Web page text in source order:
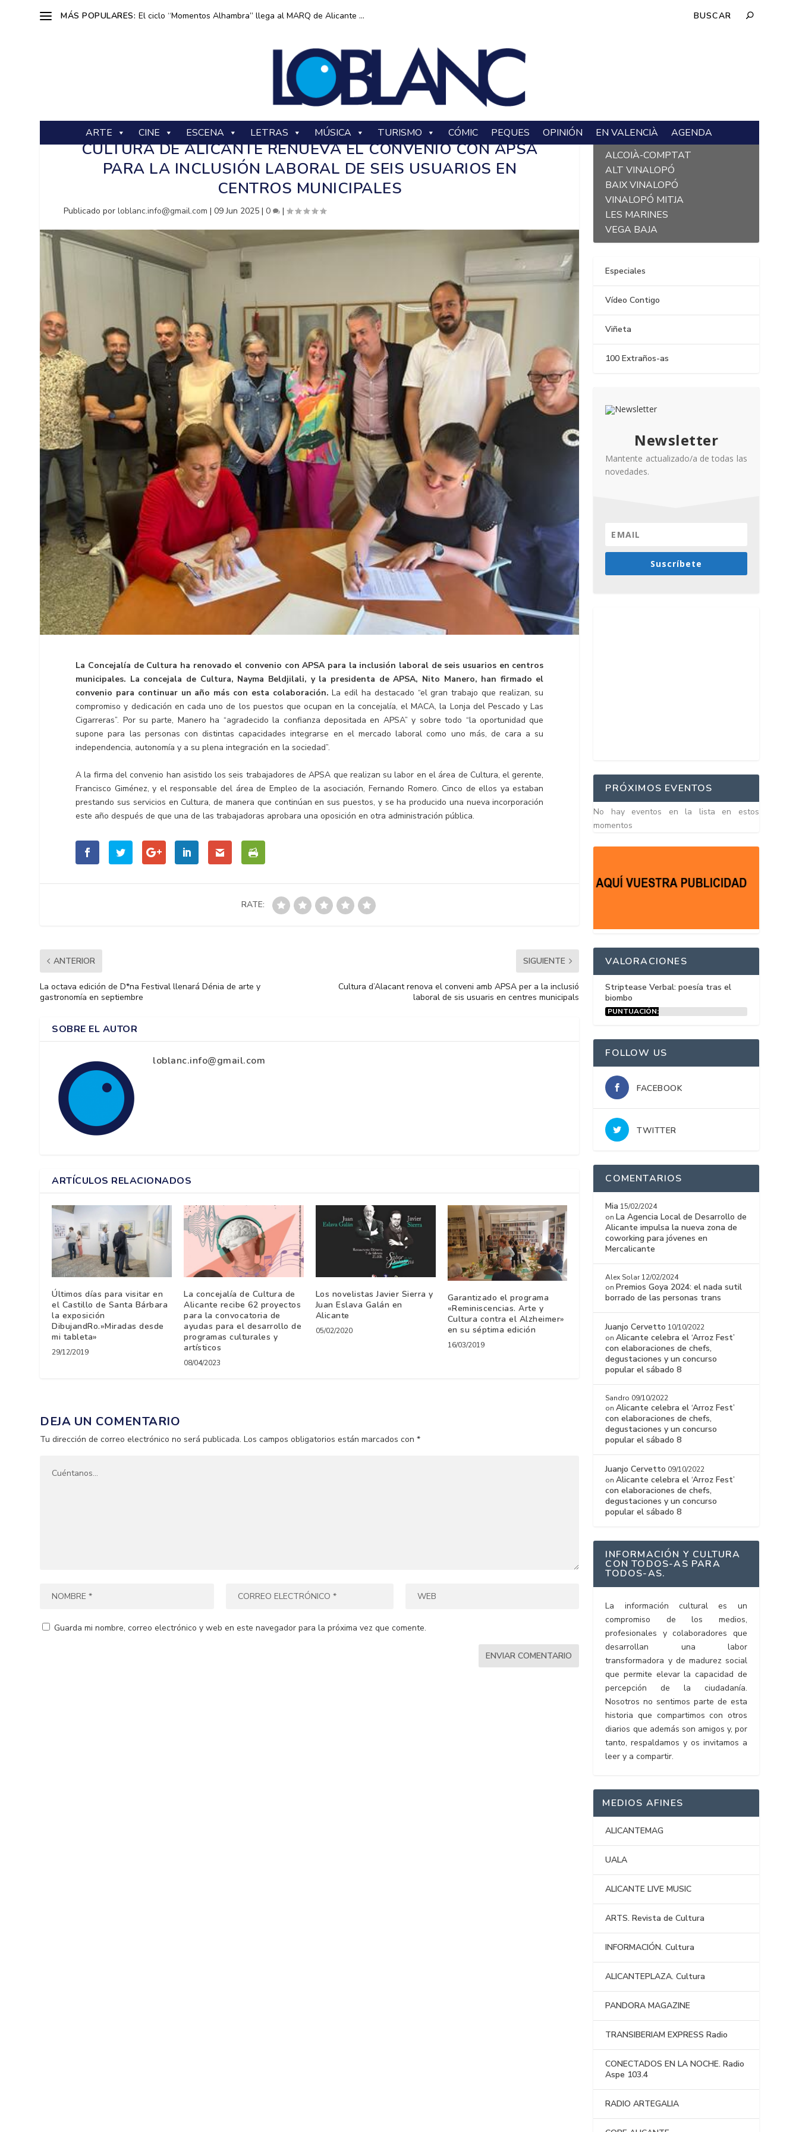
MÁS POPULARES: El ciclo “Momentos Alhambra” llega al MARQ de Alicante ...
ARTE CINE ESCENA LETRAS MÚSICA TURISMO CÓMIC PEQUES OPINIÓN EN VALENCIÀ AGENDA
CULTURA DE ALICANTE RENUEVA EL CONVENIO CON APSA
PARA LA INCLUSIÓN LABORAL DE SEIS USUARIOS EN
CENTROS MUNICIPALES
Publicado porloblanc.info@gmail.com |09 Jun 2025 |0 |
La Concejalía de Cultura ha renovado el convenio con APSA para la inclusión laboral de seis usuarios en centros
municipales. La concejala de Cultura, Nayma Beldjilali, y la presidenta de APSA, Nito Manero, han firmado el
convenio para continuar un año más con esta colaboración. La edil ha destacado “el gran trabajo que realizan, su
compromiso y dedicación en cada uno de los puestos que ocupan en la concejalía, el MACA, la Lonja del Pescado y Las
Cigarreras”. Por su parte, Manero ha “agradecido la confianza depositada en APSA” y sobre todo “la oportunidad que
supone para las personas con distintas capacidades integrarse en el mercado laboral como uno más, de cara a su
independencia, autonomía y a su plena integración en la sociedad”.
A la firma del convenio han asistido los seis trabajadores de APSA que realizan su labor en el área de Cultura, el gerente,
Francisco Giménez, y el responsable del área de Empleo de la asociación, Fernando Romero. Cinco de ellos ya estaban
prestando sus servicios en Cultura, de manera que continúan en sus puestos, y se ha producido una nueva incorporación
este año después de que una de las trabajadoras aprobara una oposición en otra administración pública.
RATE:
ANTERIOR
La octava edición de D*na Festival llenará Dénia de arte y
gastronomía en septiembre
SIGUIENTE
Cultura d’Alacant renova el conveni amb APSA per a la inclusió
laboral de sis usuaris en centres municipals
SOBRE EL AUTOR
loblanc.info@gmail.com
ARTÍCULOS RELACIONADOS
Últimos días para visitar en
el Castillo de Santa Bárbara
la exposición
DibujandRo.»Miradas desde
mi tableta»
29/12/2019
La concejalía de Cultura de
Alicante recibe 62 proyectos
para la convocatoria de
ayudas para el desarrollo de
programas culturales y
artísticos
08/04/2023
Los novelistas Javier Sierra y
Juan Eslava Galán en
Alicante
05/02/2020
Garantizado el programa
«Reminiscencias. Arte y
Cultura contra el Alzheimer»
en su séptima edición
16/03/2019
DEJA UN COMENTARIO
Tu dirección de correo electrónico no será publicada. Los campos obligatorios están marcados con*
Guarda mi nombre, correo electrónico y web en este navegador para la próxima vez que comente.
L´ALACANTÍ
ALCOIÀ-COMPTAT
ALT VINALOPÓ
BAIX VINALOPÓ
VINALOPÓ MITJA
LES MARINES
VEGA BAJA
Especiales
Vídeo Contigo
Viñeta
100 Extraños-as
Newsletter
Mantente actualizado/a de todas las
novedades.
Suscríbete
PRÓXIMOS EVENTOS
No hay eventos en la lista en estos
momentos
VALORACIONES
Striptease Verbal: poesía tras el
biombo
PUNTUACIÓN:
FOLLOW US
FACEBOOK
TWITTER
COMENTARIOS
Mia 15/02/2024
on La Agencia Local de Desarrollo de
Alicante impulsa la nueva zona de
coworking para jóvenes en
Mercalicante
Alex Solar 12/02/2024
on Premios Goya 2024: el nada sutil
borrado de las personas trans
Juanjo Cervetto 10/10/2022
onAlicante celebra el ‘Arroz Fest’
con elaboraciones de chefs,
degustaciones y un concurso
popular el sábado 8
Sandro 09/10/2022
onAlicante celebra el ‘Arroz Fest’
con elaboraciones de chefs,
degustaciones y un concurso
popular el sábado 8
Juanjo Cervetto 09/10/2022
onAlicante celebra el ‘Arroz Fest’
con elaboraciones de chefs,
degustaciones y un concurso
popular el sábado 8
INFORMACIÓN Y CULTURA
CON TODOS-AS PARA
TODOS-AS.
La información cultural es un
compromiso de los medios,
profesionales y colaboradores que
desarrollan una labor
transformadora y de madurez social
que permite elevar la capacidad de
percepción de la ciudadanía.
Nosotros no sentimos parte de esta
historia que compartimos con otros
diarios que además son amigos y, por
tanto, respaldamos y os invitamos a
leer y a compartir.
MEDIOS AFINES
ALICANTEMAG
UALA
ALICANTE LIVE MUSIC
ARTS. Revista de Cultura
INFORMACIÓN. Cultura
ALICANTEPLAZA. Cultura
PANDORA MAGAZINE
TRANSIBERIAM EXPRESS Radio
CONECTADOS EN LA NOCHE. Radio
Aspe 103.4
RADIO ARTEGALIA